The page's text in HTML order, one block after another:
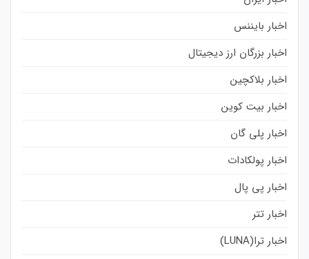
اخبار بایننس
اخبار بزرگان ارز دیجیتال
اخبار بلاکچین
اخبار بیت کوین
اخبار پلی گان
اخبار پولکادات
اخبار پی پال
اخبار تتر
اخبار ترا(LUNA)